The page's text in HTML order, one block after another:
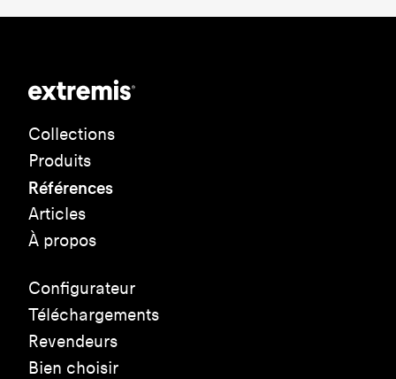
Collections
Produits
Références
Articles
À propos
Configurateur
Téléchargements
Revendeurs
Bien choisir